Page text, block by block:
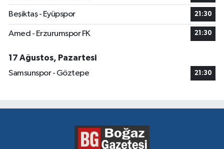
Beşiktaş - Eyüpspor 21:30
Amed - Erzurumspor FK 21:30
17 Ağustos, Pazartesi
Samsunspor - Göztepe
21:30